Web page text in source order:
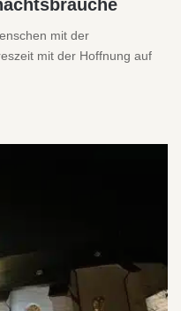
mit der
mit der Hoffnung auf